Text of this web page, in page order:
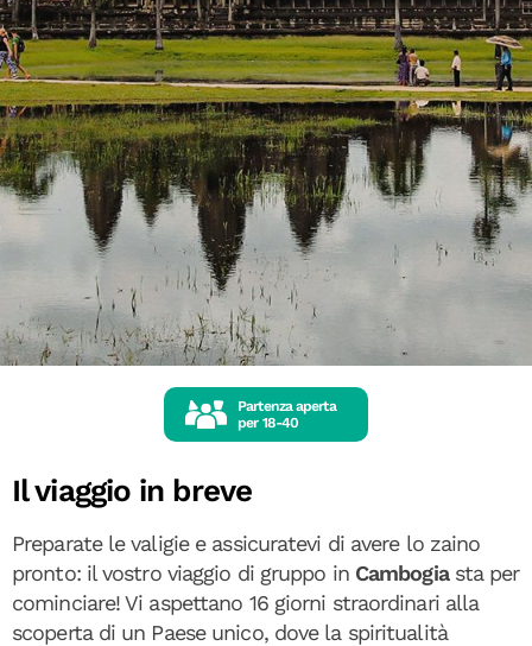
Partenza aperta
per 18-40
Il viaggio in breve
Preparate le valigie e assicuratevi di avere lo zaino
pronto: il vostro viaggio di gruppo in Cambogia sta per
cominciare! Vi aspettano 16 giorni straordinari alla
scoperta di un Paese unico, dove la spiritualità